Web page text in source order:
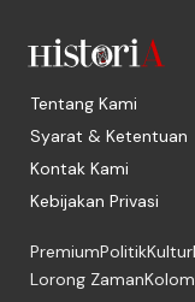
Tentang Kami
Syarat & Ketentuan
Kontak Kami
Kebijakan Privasi
PremiumPolitikKultur
Lorong ZamanKolom